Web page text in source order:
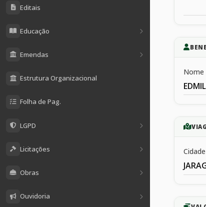
Editais
Educação
Emendas
Estrutura Organizacional
Folha de Pag.
LGPD
Licitações
Obras
Ouvidoria
Nome